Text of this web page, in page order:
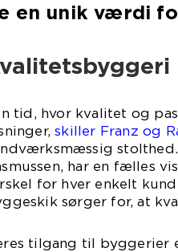
en unik værdi
tid, hvor kvalitet og
skiller Franz og
har en fælles
for hver enkelt
sørger for, at
tilgang til byggerier